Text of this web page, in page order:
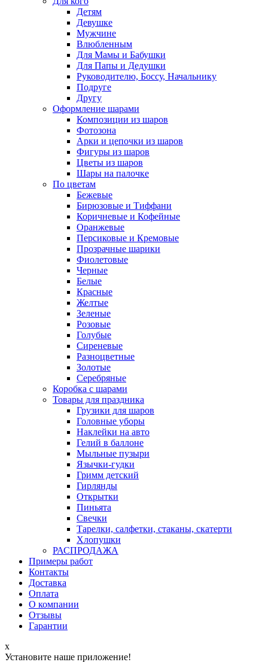
Детям
Девушке
Мужчине
Влюбленным
Для Мамы и Бабушки
Для Папы и Дедушки
Руководителю, Боссу, Начальнику
Подруге
Другу
Оформление шарами
Композиции из шаров
Фотозона
Арки и цепочки из шаров
Фигуры из шаров
Цветы из шаров
Шары на палочке
По цветам
Бежевые
Бирюзовые и Тиффани
Коричневые и Кофейные
Оранжевые
Персиковые и Кремовые
Прозрачные шарики
Фиолетовые
Черные
Белые
Красные
Желтые
Зеленые
Розовые
Голубые
Сиреневые
Разноцветные
Золотые
Серебряные
Коробка с шарами
Товары для праздника
Грузики для шаров
Головные уборы
Наклейки на авто
Гелий в баллоне
Мыльные пузыри
Язычки-гудки
Гримм детский
Гирлянды
Открытки
Пиньята
Свечки
Тарелки, салфетки, стаканы, скатерти
Хлопушки
РАСПРОДАЖА
Примеры работ
Контакты
Доставка
Оплата
О компании
Отзывы
Гарантии
x
Установите наше приложение!